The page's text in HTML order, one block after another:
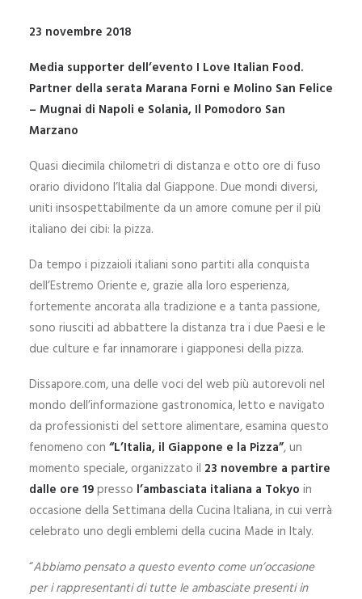
23 novembre 2018
Media supporter dell’evento I Love Italian Food.
Partner della serata Marana Forni e Molino San Felice
– Mugnai di Napoli e Solania, Il Pomodoro San
Marzano
Quasi diecimila chilometri di distanza e otto ore di fuso
orario dividono l’Italia dal Giappone. Due mondi diversi,
uniti insospettabilmente da un amore comune per il più
italiano dei cibi: la pizza.
Da tempo i pizzaioli italiani sono partiti alla conquista
dell’Estremo Oriente e, grazie alla loro esperienza,
fortemente ancorata alla tradizione e a tanta passione,
sono riusciti ad abbattere la distanza tra i due Paesi e le
due culture e far innamorare i giapponesi della pizza.
Dissapore.com, una delle voci del web più autorevoli nel
mondo dell’informazione gastronomica, letto e navigato
da professionisti del settore alimentare, esamina questo
fenomeno con “L’Italia, il Giappone e la Pizza”, un
momento speciale, organizzato il 23 novembre a partire
dalle ore 19presso l’ambasciata italiana a Tokyo in
occasione della Settimana della Cucina Italiana, in cui verrà
celebrato uno degli emblemi della cucina Made in Italy.
“Abbiamo pensato a questo evento come un’occasione
per i rappresentanti di tutte le ambasciate presenti in